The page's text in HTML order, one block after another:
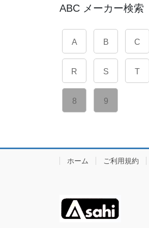
ABC メーカー検索
A B C
R S T
8 9
ホーム ご利用規約